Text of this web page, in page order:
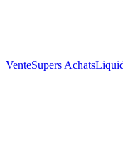
VenteSupers Achats